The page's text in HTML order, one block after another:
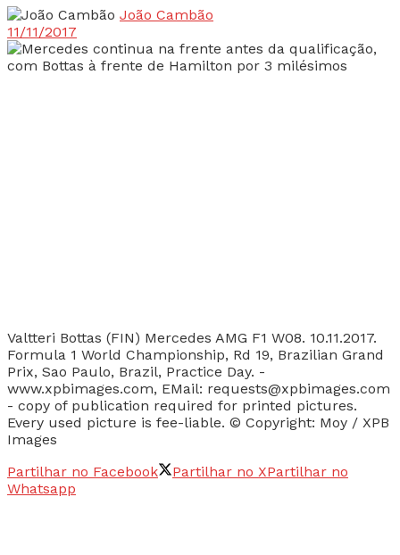
João Cambão
11/11/2017
Valtteri Bottas (FIN) Mercedes AMG F1 W08. 10.11.2017.
Formula 1 World Championship, Rd 19, Brazilian Grand
Prix, Sao Paulo, Brazil, Practice Day. -
www.xpbimages.com, EMail: requests@xpbimages.com
- copy of publication required for printed pictures.
Every used picture is fee-liable. © Copyright: Moy / XPB
Images
Partilhar no Facebook
Partilhar no XPartilhar no
Whatsapp